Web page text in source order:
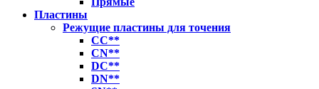
Пластины
Режущие пластины для точения
CC**
CN**
DC**
DN**